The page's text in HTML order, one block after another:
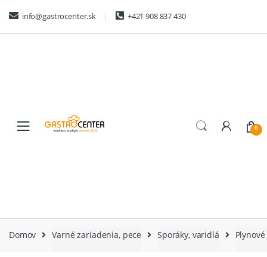
navigation
content
info@gastrocenter.sk +421 908 837 430
0
Domov Varné zariadenia, pece Sporáky, varidlá